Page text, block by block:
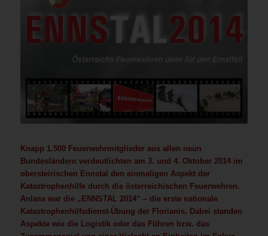
Knapp 1.500 Feuerwehrmitglieder aus allen neun
Bundesländern verdeutlichten am 3. und 4. Oktober 2014 im
obersteirischen Ennstal den einmaligen Aspekt der
Katastrophenhilfe durch die österreichischen Feuerwehren.
Anlass war die „ENNSTAL 2014“ – die erste nationale
Katastrophenhilfsdienst-Übung der Florianis. Dabei standen
Aspekte wie die Logistik oder das Führen bzw. das